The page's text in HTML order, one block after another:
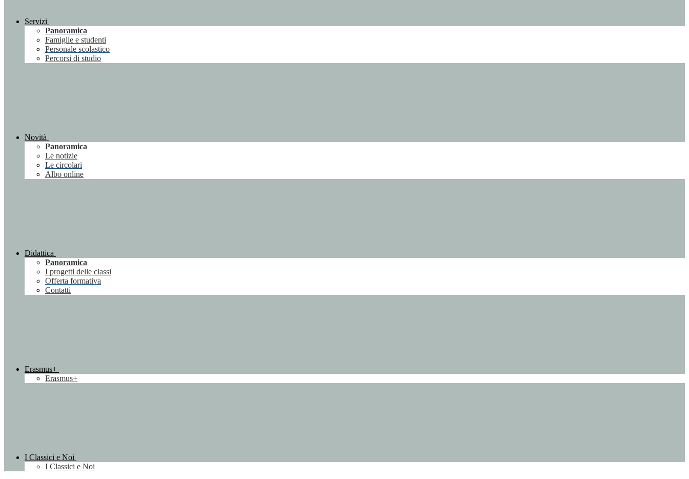
Servizi
Panoramica
Famiglie e studenti
Personale scolastico
Percorsi di studio
Novità
Panoramica
Le notizie
Le circolari
Albo online
Didattica
Panoramica
I progetti delle classi
Offerta formativa
Contatti
Erasmus+
Erasmus+
I Classici e Noi
I Classici e Noi